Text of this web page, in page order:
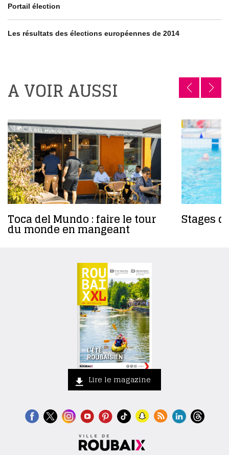
Portail élection
Les résultats des élections européennes de 2014
A VOIR AUSSI
Toca del Mundo : faire le tour
du monde en mangeant
Stages
Lire le magazine